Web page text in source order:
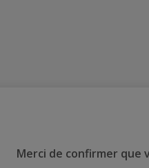
Merci de confirmer que